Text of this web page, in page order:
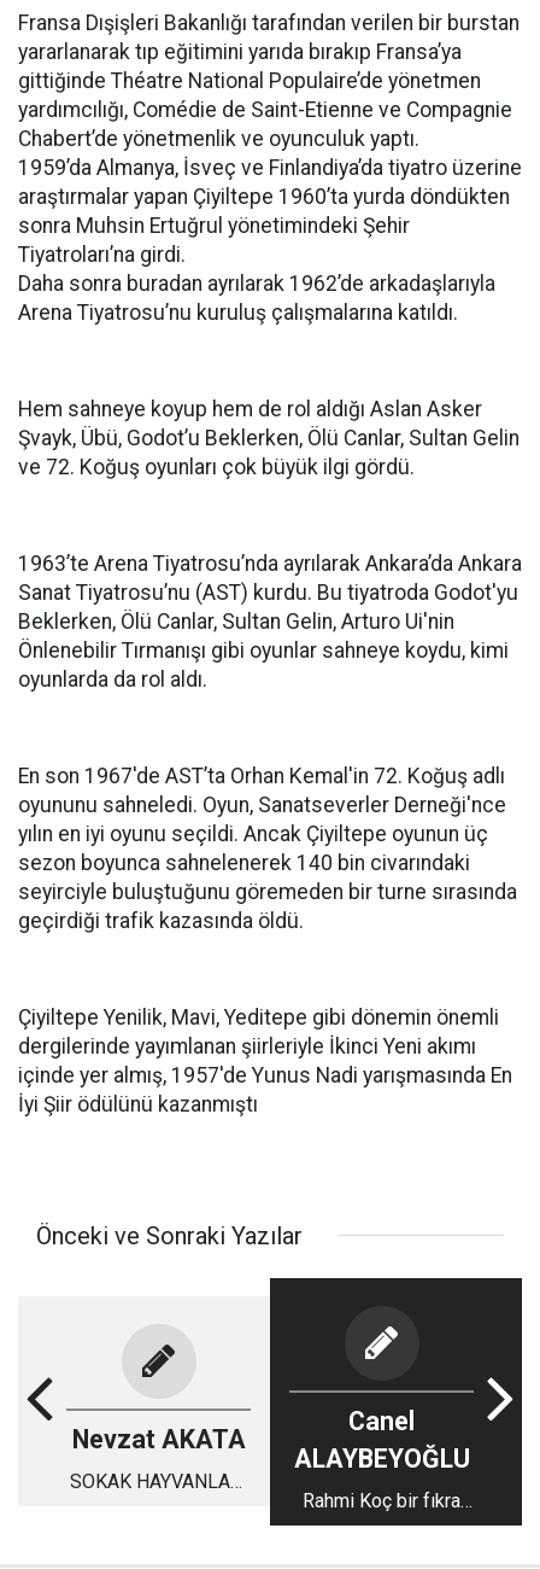
Fransa Dışişleri Bakanlığı tarafından verilen bir burstan
yararlanarak tıp eğitimini yarıda bırakıp Fransa’ya
gittiğinde Théatre National Populaire’de yönetmen
yardımcılığı, Comédie de Saint-Etienne ve Compagnie
Chabert’de yönetmenlik ve oyunculuk yaptı.
1959’da Almanya, İsveç ve Finlandiya’da tiyatro üzerine
araştırmalar yapan Çiyiltepe 1960’ta yurda döndükten
sonra Muhsin Ertuğrul yönetimindeki Şehir
Tiyatroları’na girdi.
Daha sonra buradan ayrılarak 1962’de arkadaşlarıyla
Arena Tiyatrosu’nu kuruluş çalışmalarına katıldı.
Hem sahneye koyup hem de rol aldığı Aslan Asker
Şvayk, Übü, Godot’u Beklerken, Ölü Canlar, Sultan Gelin
ve 72. Koğuş oyunları çok büyük ilgi gördü.
1963’te Arena Tiyatrosu’nda ayrılarak Ankara’da Ankara
Sanat Tiyatrosu’nu (AST) kurdu. Bu tiyatroda Godot'yu
Beklerken, Ölü Canlar, Sultan Gelin, Arturo Ui'nin
Önlenebilir Tırmanışı gibi oyunlar sahneye koydu, kimi
oyunlarda da rol aldı.
En son 1967'de AST’ta Orhan Kemal'in 72. Koğuş adlı
oyununu sahneledi. Oyun, Sanatseverler Derneği'nce
yılın en iyi oyunu seçildi. Ancak Çiyiltepe oyunun üç
sezon boyunca sahnelenerek 140 bin civarındaki
seyirciyle buluştuğunu göremeden bir turne sırasında
geçirdiği trafik kazasında öldü.
Çiyiltepe Yenilik, Mavi, Yeditepe gibi dönemin önemli
dergilerinde yayımlanan şiirleriyle İkinci Yeni akımı
içinde yer almış, 1957'de Yunus Nadi yarışmasında En
İyi Şiir ödülünü kazanmıştı
Önceki ve Sonraki Yazılar
Nevzat AKATA
SOKAK HAYVANLARI
Canel
ALAYBEYOĞLU
Rahmi Koç bir fıkra
anlattı , Ülke yangın